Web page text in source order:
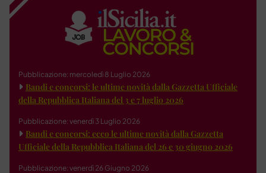
Pubblicazione: mercoledì 8 Luglio 2026
Bandi e concorsi: le ultime novità dalla Gazzetta Ufficiale
della Repubblica Italiana del 3 e 7 luglio 2026
Pubblicazione: venerdì 3 Luglio 2026
Bandi e concorsi: ecco le ultime novità dalla Gazzetta
Ufficiale della Repubblica Italiana del 26 e 30 giugno 2026
Pubblicazione: venerdì 26 Giugno 2026